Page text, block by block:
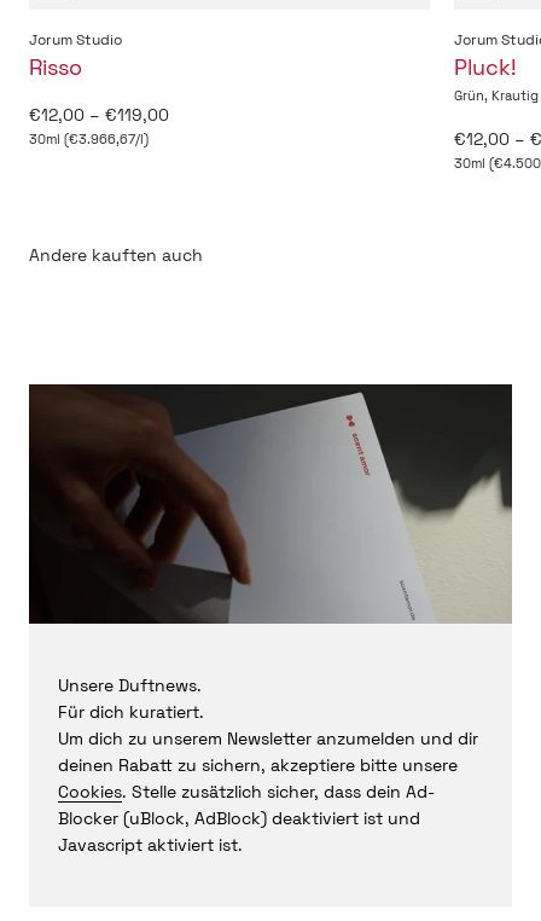
Jorum Studio
Risso
Angebot
€12,00 – €119,00
30ml (€3.966,67/l)
Jorum
Pluck!
Grün, Krautig
Angebot
€12,00 –
30ml
Unsere Duftnews.
Für dich kuratiert.
Um dich zu unserem Newsletter anzumelden und dir
deinen Rabatt zu sichern, akzeptiere bitte unsere
Cookies. Stelle zusätzlich sicher, dass dein Ad-
Blocker (uBlock, AdBlock) deaktiviert ist und
Javascript aktiviert ist.